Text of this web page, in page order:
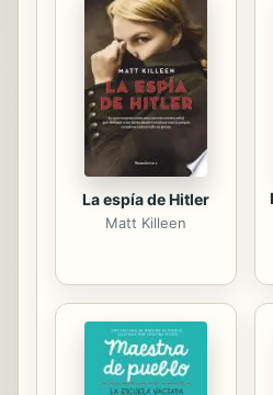
de PC), usted
que le guiará
manera
suscripción
actualización
tiempo...
La espía de Hitler
Matt Killeen